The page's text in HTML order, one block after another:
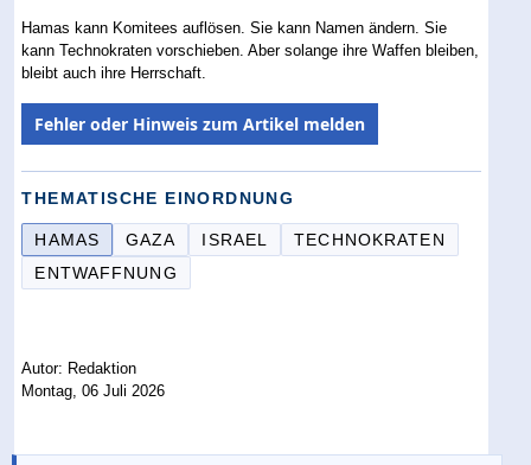
Hamas kann Komitees auflösen. Sie kann Namen ändern. Sie
kann Technokraten vorschieben. Aber solange ihre Waffen bleiben,
bleibt auch ihre Herrschaft.
Fehler oder Hinweis zum Artikel melden
THEMATISCHE EINORDNUNG
HAMAS GAZA ISRAEL
TECHNOKRATEN
ENTWAFFNUNG
Autor: Redaktion
Montag, 06 Juli 2026